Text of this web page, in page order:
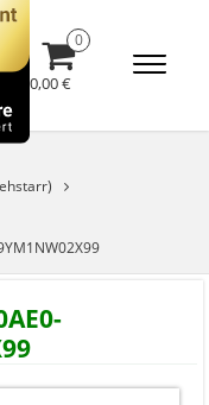
0,00 €